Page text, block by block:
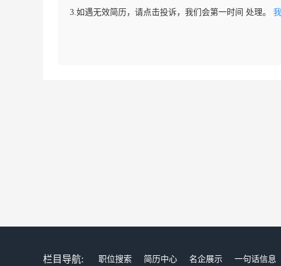
3.如遇无效简历，请点击投诉，我们会第一时间 处理。
栏目导航: 职位搜索 简历中心 名企展示 一句话信息